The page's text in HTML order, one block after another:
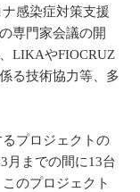
感染症対策支援
専門家会議の開
LIKAやFIOCRUZ
る技術協力等、多
プロジェクトの
月までの間に13台
のプロジェクト